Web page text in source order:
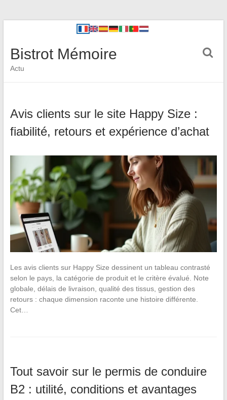
Bistrot Mémoire
Actu
Avis clients sur le site Happy Size :
fiabilité, retours et expérience d’achat
Les avis clients sur Happy Size dessinent un tableau contrasté
selon le pays, la catégorie de produit et le critère évalué. Note
globale, délais de livraison, qualité des tissus, gestion des
retours : chaque dimension raconte une histoire différente.
Cet…
Tout savoir sur le permis de conduire
B2 : utilité, conditions et avantages